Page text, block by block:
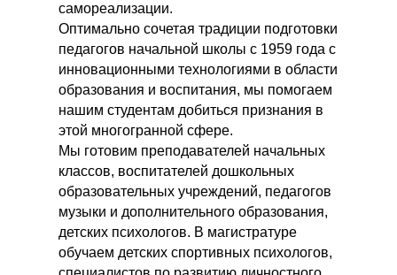
самореализации.
Оптимально сочетая традиции подготовки
педагогов начальной школы с 1959 года с
инновационными технологиями в области
образования и воспитания, мы помогаем
нашим студентам добиться признания в
этой многогранной сфере.
Мы готовим преподавателей начальных
классов, воспитателей дошкольных
образовательных учреждений, педагогов
музыки и дополнительного образования,
детских психологов. В магистратуре
обучаем детских спортивных психологов,